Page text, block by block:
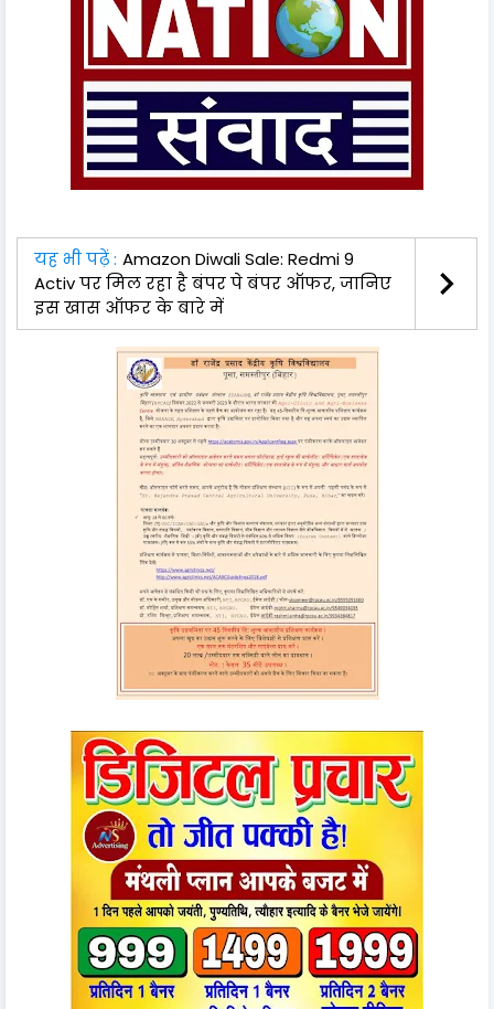
यह भी पढ़ें : Amazon Diwali Sale: Redmi 9
Activ पर मिल रहा है बंपर पे बंपर ऑफर, जानिए
इस खास ऑफर के बारे में